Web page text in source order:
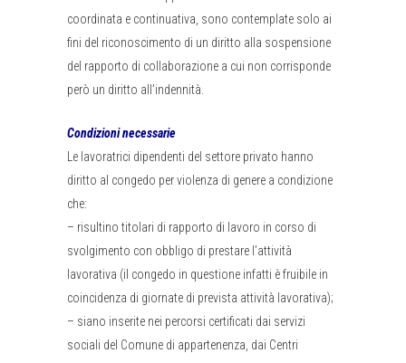
coordinata e continuativa, sono contemplate solo ai
fini del riconoscimento di un diritto alla sospensione
del rapporto di collaborazione a cui non corrisponde
però un diritto all’indennità.
Condizioni necessarie
Le lavoratrici dipendenti del settore privato hanno
diritto al congedo per violenza di genere a condizione
che:
– risultino titolari di rapporto di lavoro in corso di
svolgimento con obbligo di prestare l’attività
lavorativa (il congedo in questione infatti è fruibile in
coincidenza di giornate di prevista attività lavorativa);
– siano inserite nei percorsi certificati dai servizi
sociali del Comune di appartenenza, dai Centri